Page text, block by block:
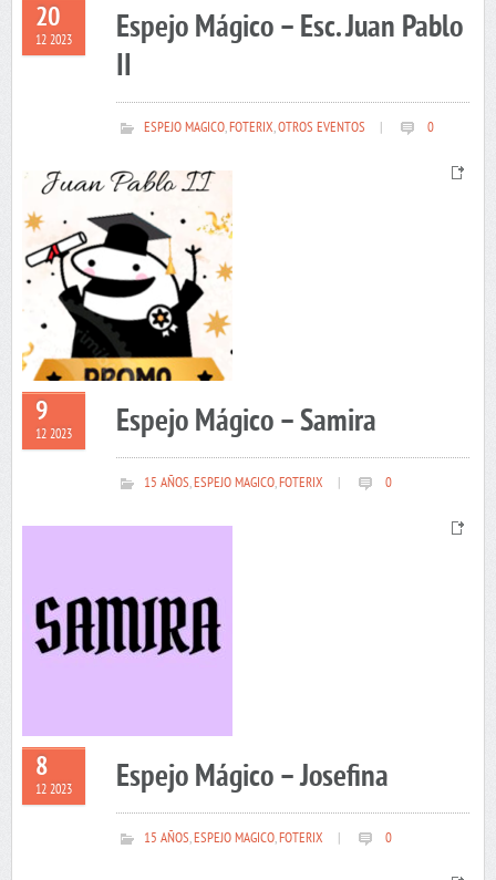
20
12 2023
Espejo Mágico – Esc. Juan Pablo
II
ESPEJO MAGICO,FOTERIX,OTROS EVENTOS 0
9
12 2023 Espejo Mágico – Samira
15 AÑOS,ESPEJO MAGICO,FOTERIX 0
8
12 2023 Espejo Mágico – Josefina
15 AÑOS,ESPEJO MAGICO,FOTERIX 0